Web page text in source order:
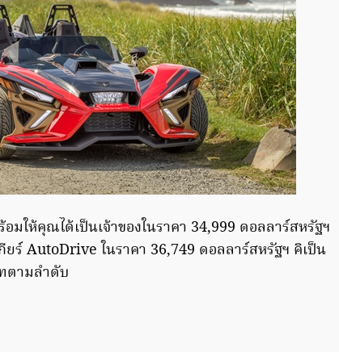
มให้คุณได้เป็นเจ้าของในราคา 34,999 ดอลลาร์สหรัฐฯ
ร์ AutoDrive ในราคา 36,749 ดอลลาร์สหรัฐฯ คิเป็น
ตามลำดับ